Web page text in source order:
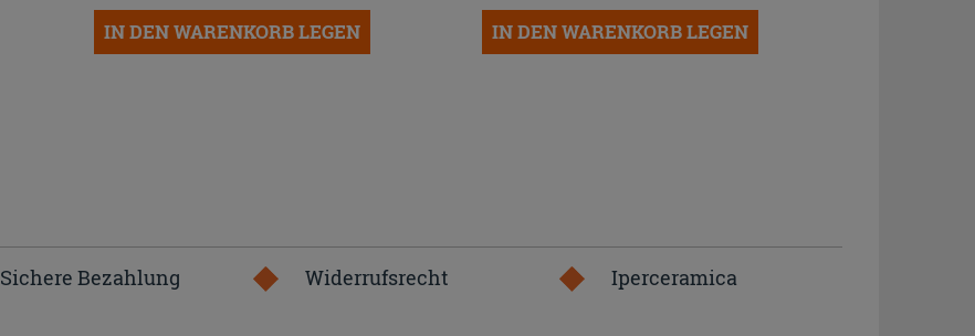
IN DEN WARENKORB LEGEN IN DEN WARENKORB LEGEN
Sichere Bezahlung Widerrufsrecht Iperceramica